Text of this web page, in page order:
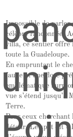
Impossible de parler
célèbre randonnée.
villa, ce sentier offre
toute la Guadeloupe.
En empruntant le
faune et une flore
emblématique
vue s’étend jusqu’à
Terre.
Pour ceux
détour. Le spot dit «